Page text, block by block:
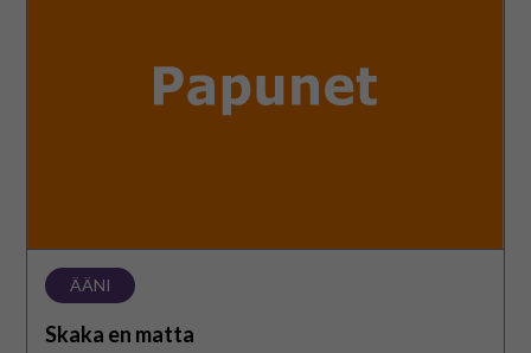
ÄÄNI
Skaka en matta